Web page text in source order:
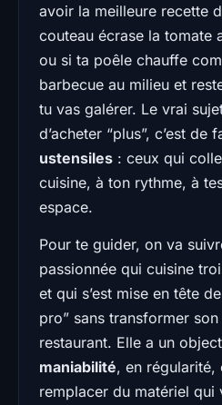
avoir la meilleure recette
couteau écrase la tomate
ou si ta poêle chauffe
barbecue au milieu et
tu vas galérer. Le vrai
d’acheter “plus”, c’est de
ustensiles : ceux qui
cuisine, à ton rythme, à
espace.
Pour te guider, on va
passionnée qui cuisine
et qui s’est mise en tête
pro” sans transformer
restaurant. Elle a un
maniabilité, en régularité,
remplacer du matériel